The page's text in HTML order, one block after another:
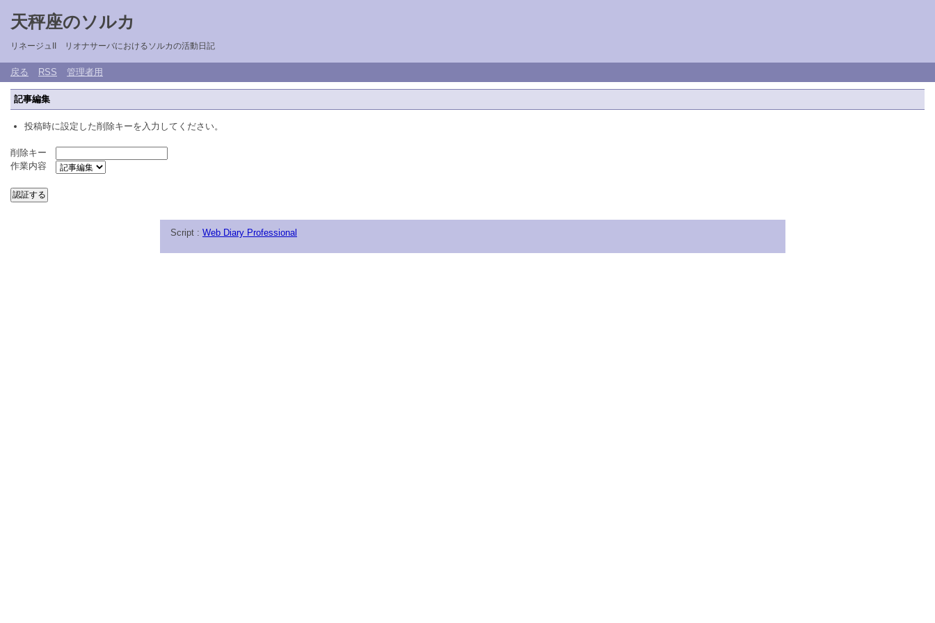
天秤座のソルカ
リネージュII リオナサーバにおけるソルカの活動日記
戻る RSS 管理者用
記事編集
投稿時に設定した削除キーを入力してください。
削除キー
作業内容
Script : Web Diary Professional